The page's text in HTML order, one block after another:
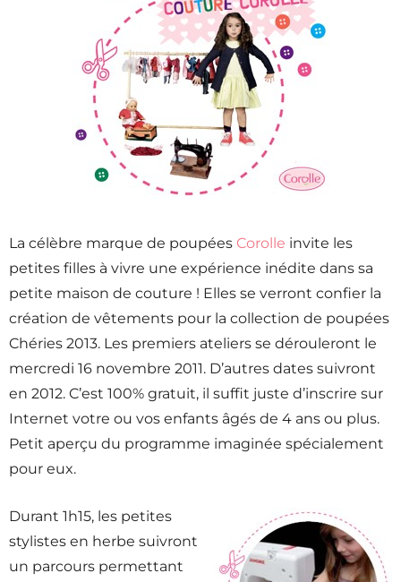
La célèbre marque de poupées Corolle invite les
petites filles à vivre une expérience inédite dans sa
petite maison de couture ! Elles se verront confier la
création de vêtements pour la collection de poupées
Chéries 2013. Les premiers ateliers se dérouleront le
mercredi 16 novembre 2011. D’autres dates suivront
en 2012. C’est 100% gratuit, il suffit juste d’inscrire sur
Internet votre ou vos enfants âgés de 4 ans ou plus.
Petit aperçu du programme imaginée spécialement
pour eux.
Durant 1h15, les petites
stylistes en herbe suivront
un parcours permettant